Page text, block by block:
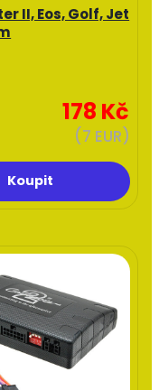
II, Eos, Golf, Jet
178 Kč
(7 EUR)